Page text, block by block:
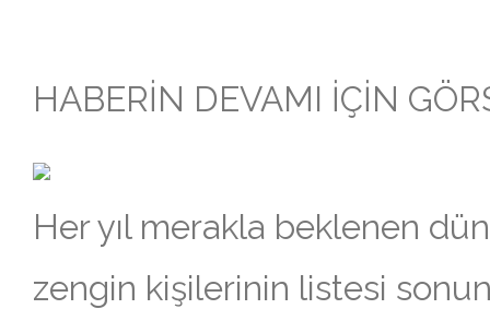
HABERİN DEVAMI İÇİN
Her yıl merakla beklenen
zengin kişilerinin listesi